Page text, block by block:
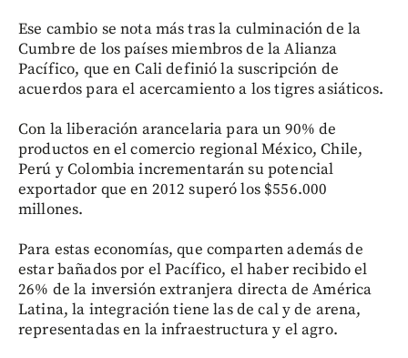
Ese cambio se nota más tras la culminación de la
Cumbre de los países miembros de la Alianza
Pacífico, que en Cali definió la suscripción de
acuerdos para el acercamiento a los tigres asiáticos.
Con la liberación arancelaria para un 90% de
productos en el comercio regional México, Chile,
Perú y Colombia incrementarán su potencial
exportador que en 2012 superó los $556.000
millones.
Para estas economías, que comparten además de
estar bañados por el Pacífico, el haber recibido el
26% de la inversión extranjera directa de América
Latina, la integración tiene las de cal y de arena,
representadas en la infraestructura y el agro.